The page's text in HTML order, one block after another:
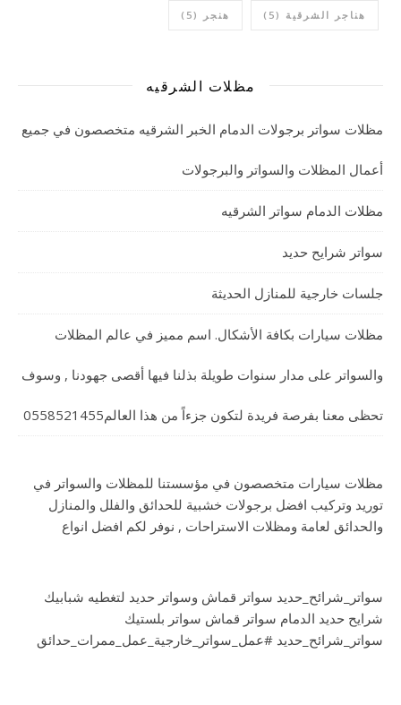
هناجر الشرقية (5) هنجر (5)
مظلات الشرقيه
مظلات سواتر برجولات الدمام الخبر الشرقيه متخصصون في جميع
أعمال المظلات والسواتر والبرجولات
مظلات الدمام سواتر الشرقيه
سواتر شرايح حديد
جلسات خارجية للمنازل الحديثة
مظلات سيارات بكافة الأشكال. اسم مميز في عالم المظلات
والسواتر على مدار سنوات طويلة بذلنا فيها أقصى جهودنا , وسوف
تحظى معنا بفرصة فريدة لتكون جزءاً من هذا العالم0558521455
مظلات سيارات متخصصون في مؤسستنا للمظلات والسواتر في
توريد وتركيب افضل برجولات خشبية للحدائق والفلل والمنازل
والحدائق لعامة ومظلات الاستراحات , نوفر لكم افضل انواع
سواتر_شرائح_حديد سواتر قماش وسواتر حديد لتغطيه شبابيك
شرايح حديد الدمام سواتر قماش سواتر بلستيك
سواتر_شرائح_حديد #عمل_سواتر_خارجية_عمل_ممرات_حدائق